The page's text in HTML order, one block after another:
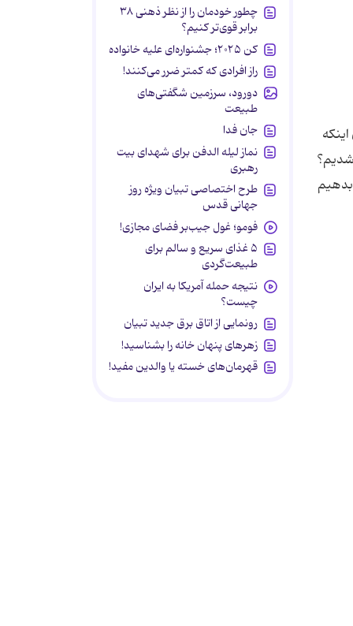
شدیم؟
بدهیم
چطور خودمان را از نظر ذهنی ۳۸
برابر قوی‌تر کنیم؟
کن ۲۰۲۵؛ جشنواره‌ای علیه خانواده
راز افرادی که کمتر ضرر می‌کنند!
دورود، سرزمین شگفتی‌های
طبیعت
جان فدا
نماز لیله الدفن برای شهدای بیت
رهبری
طرح اختصاصی تبیان ویژه روز
جهانی قدس
فومو؛ غول جیب‌بر فضای مجازی!
۵ غذای سریع و سالم برای
طبیعت‌گردی
نتیجه حمله آمریکا به ایران
چیست؟
رونمایی از اتاق برق جدید تبیان
زهرهای پنهان خانه را بشناسید!
قهرمان‌های خسته یا والدین مفید!